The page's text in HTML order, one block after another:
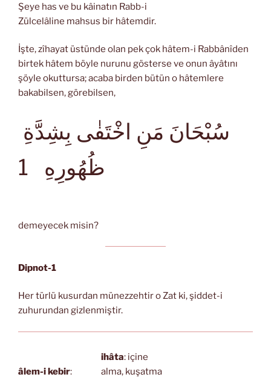
Şeye has ve bu kâinatın Rabb-i
Zülcelâline mahsus bir hâtemdir.
İşte, zîhayat üstünde olan pek çok hâtem-i Rabbânîden
birtek hâtem böyle nurunu gösterse ve onun âyâtını
şöyle okuttursa; acaba birden bütün o hâtemlere
bakabilsen, görebilsen,
ظُهُورِهِ
demeyecek misin?
Dipnot-1
Her türlü kusurdan münezzehtir o Zat ki, şiddet-i
zuhurundan gizlenmiştir.
âlem-i kebir:
ihâta: içine
alma, kuşatma